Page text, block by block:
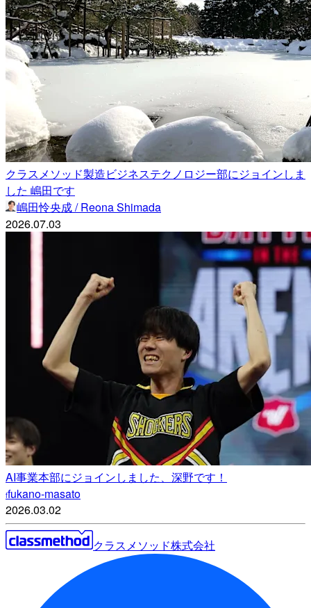
クラスメソッド製造ビジネステクノロジー部にジョインしま
した 嶋田です
嶋田怜央成 / Reona Shimada
2026.07.03
AI事業本部にジョインしました、深野です！
ffukano-masato
2026.03.02
クラスメソッド株式会社